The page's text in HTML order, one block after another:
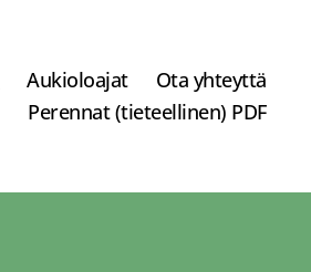
Aukioloajat
Ota yhteyttä
Perennat (tieteellinen) PDF